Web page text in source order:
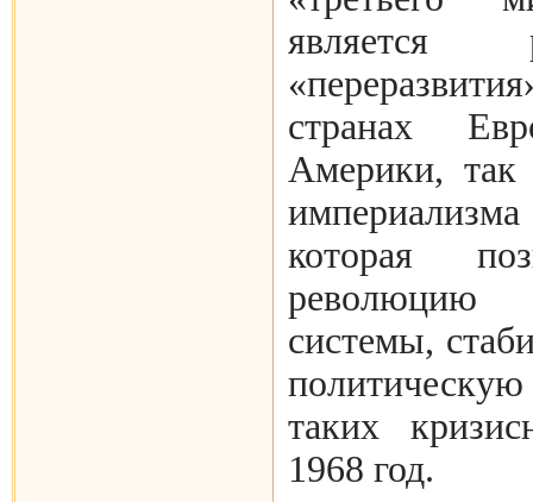
является
странах
Америки,
которая
революцию
системы,
таких
1968 год.